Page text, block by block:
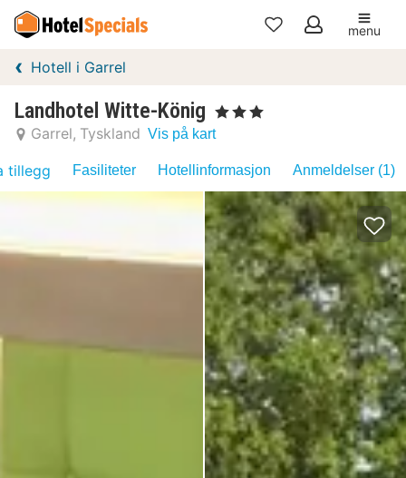
Mine
menu
Hotell i Garrel
Landhotel Witte-König , 3 Stjerner
Garrel Tyskland Vis på kart
tillegg Fasiliteter Hotellinformasjon Anmeldelser (1)